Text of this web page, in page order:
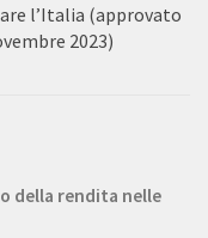
l’Italia (approvato
2023)
della rendita nelle